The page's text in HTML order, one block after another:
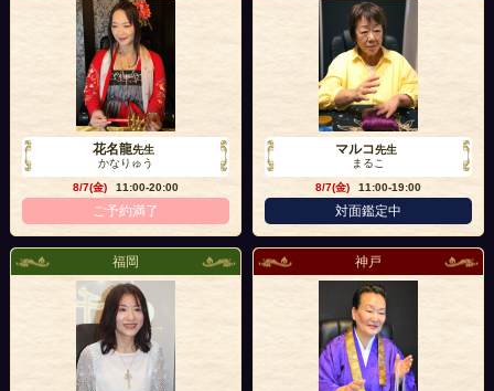
花名龍先生
かなりゅう
8/7(金)
11:00-20:00
ご予約満了
マルコ先生
まるこ
8/7(金)
11:00-19:00
対面鑑定中
福岡 神戸